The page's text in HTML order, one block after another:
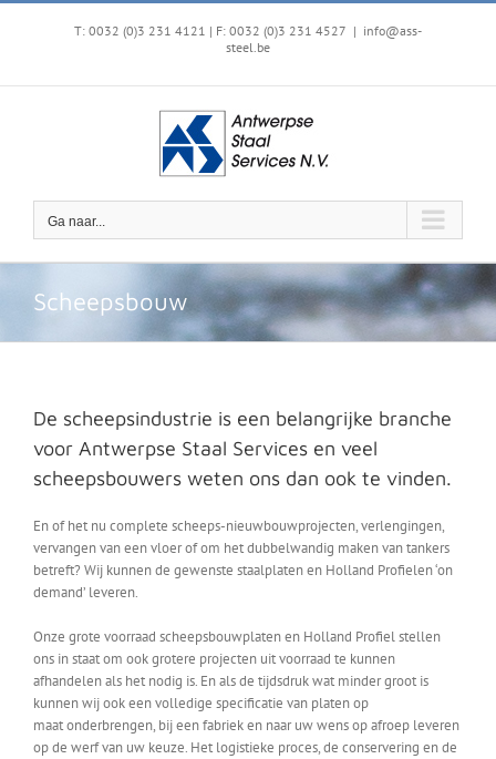
Ga
T: 0032 (0)3 231 4121 | F: 0032 (0)3 231 4527 | info@ass-
steel.be
Ga naar...
Scheepsbouw
De scheepsindustrie is een belangrijke branche
voor Antwerpse Staal Services en veel
scheepsbouwers weten ons dan ook te vinden.
En of het nu complete scheeps-nieuwbouwprojecten, verlengingen,
vervangen van een vloer of om het dubbelwandig maken van tankers
betreft? Wij kunnen de gewenste staalplaten en Holland Profielen ‘on
demand’ leveren.
Onze grote voorraad scheepsbouwplaten en Holland Profiel stellen
ons in staat om ook grotere projecten uit voorraad te kunnen
afhandelen als het nodig is. En als de tijdsdruk wat minder groot is
kunnen wij ook een volledige specificatie van platen op
maat onderbrengen, bij een fabriek en naar uw wens op afroep leveren
op de werf van uw keuze. Het logistieke proces, de conservering en de